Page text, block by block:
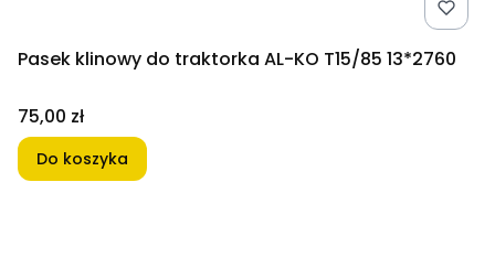
Pasek klinowy do traktorka AL-KO T15/85 13*2760
Cena
75,00 zł
Do koszyka